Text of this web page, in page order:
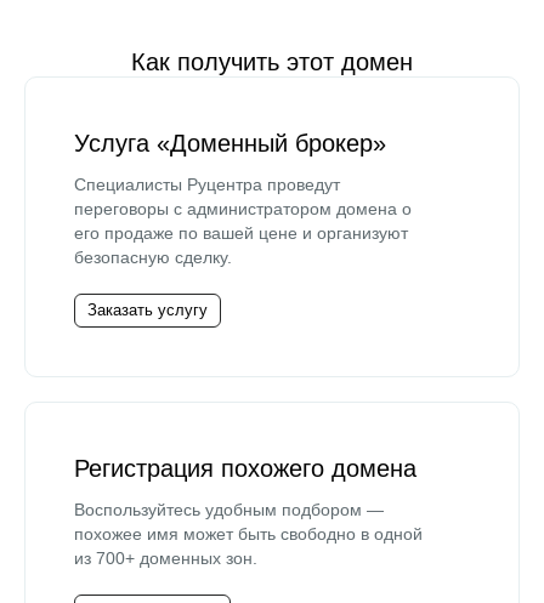
Как получить этот домен
Услуга «Доменный брокер»
Специалисты Руцентра проведут
переговоры с администратором домена о
его продаже по вашей цене и организуют
безопасную сделку.
Заказать услугу
Регистрация похожего домена
Воспользуйтесь удобным подбором —
похожее имя может быть свободно в одной
из 700+ доменных зон.